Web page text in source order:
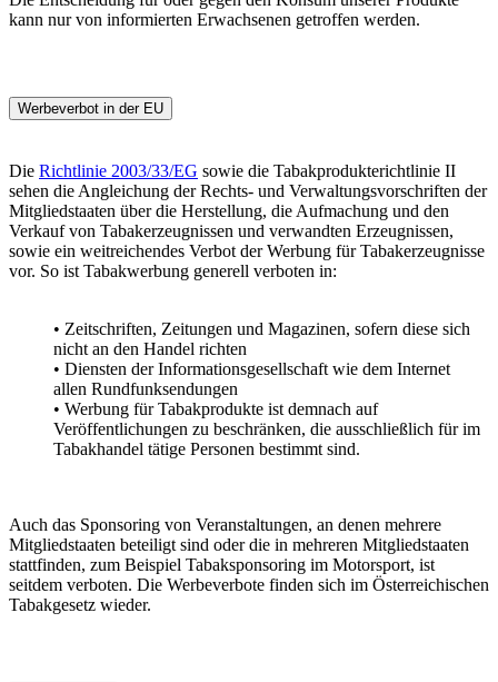
kann nur von informierten Erwachsenen getroffen werden.
Werbeverbot in der EU
Die Richtlinie 2003/33/EG sowie die Tabakprodukterichtlinie II
sehen die Angleichung der Rechts- und Verwaltungsvorschriften der
Mitgliedstaaten über die Herstellung, die Aufmachung und den
Verkauf von Tabakerzeugnissen und verwandten Erzeugnissen,
sowie ein weitreichendes Verbot der Werbung für Tabakerzeugnisse
vor. So ist Tabakwerbung generell verboten in:
• Zeitschriften, Zeitungen und Magazinen, sofern diese sich
nicht an den Handel richten
• Diensten der Informationsgesellschaft wie dem Internet
allen Rundfunksendungen
• Werbung für Tabakprodukte ist demnach auf
Veröffentlichungen zu beschränken, die ausschließlich für im
Tabakhandel tätige Personen bestimmt sind.
Auch das Sponsoring von Veranstaltungen, an denen mehrere
Mitgliedstaaten beteiligt sind oder die in mehreren Mitgliedstaaten
stattfinden, zum Beispiel Tabaksponsoring im Motorsport, ist
seitdem verboten. Die Werbeverbote finden sich im Österreichischen
Tabakgesetz wieder.